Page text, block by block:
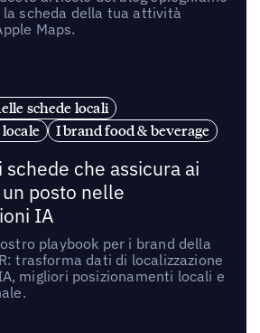
scheda della tua attività
Maps.
schede locali
I brand food & beverage
schede che assicura ai
posto nelle
IA
playbook per i brand della
trasforma dati di localizzazione
migliori posizionamenti locali e